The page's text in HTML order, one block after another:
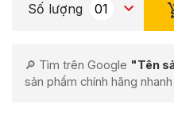
Số lượng
🔎 Tìm trên Google "Tên
sản phẩm chính hãng